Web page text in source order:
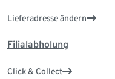
Lieferadresse ändern
Filialabholung
Click & Collect